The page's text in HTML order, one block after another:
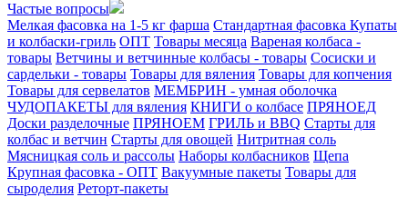
Частые вопросы
Мелкая фасовка на 1-5 кг фарша Стандартная фасовка Купаты
и колбаски-гриль ОПТ Товары месяца Вареная колбаса -
товары Ветчины и ветчинные колбасы - товары Сосиски и
сардельки - товары Товары для вяления Товары для копчения
Товары для сервелатов МЕМБРИН - умная оболочка
ЧУДОПАКЕТЫ для вяления КНИГИ о колбасе ПРЯНОЕД
Доски разделочные ПРЯНОЕМ ГРИЛЬ и BBQ Старты для
колбас и ветчин Старты для овощей Нитритная соль
Мясницкая соль и рассолы Наборы колбасников Щепа
Крупная фасовка - ОПТ Вакуумные пакеты Товары для
сыроделия Реторт-пакеты